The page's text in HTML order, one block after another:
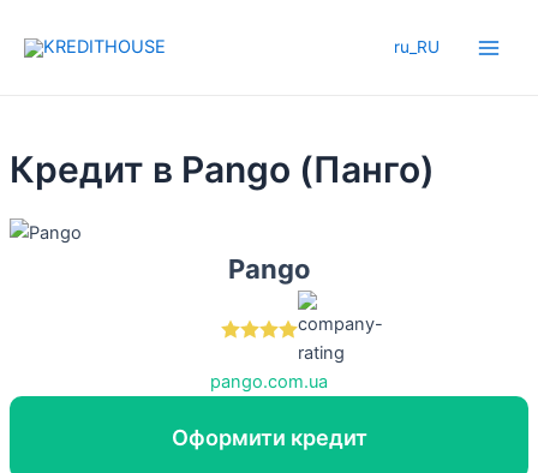
ru_RU
Кредит в Pango (Панго)
Pango
pango.com.ua
Оформити кредит